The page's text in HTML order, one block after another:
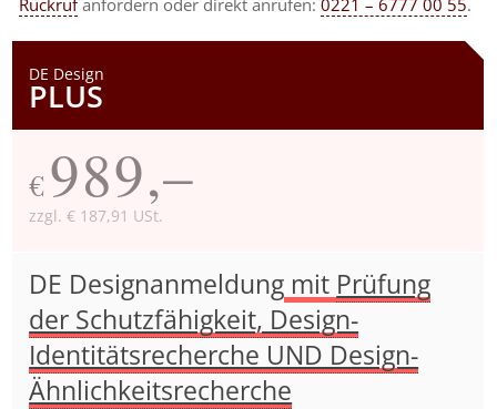
DE Design
PLUS
€ 989,–
zzgl. € 187,91 USt.
DE Designanmeldung mit Prüfung
der Schutzfähigkeit, Design-
Identitätsrecherche UND Design-
Ähnlichkeitsrecherche